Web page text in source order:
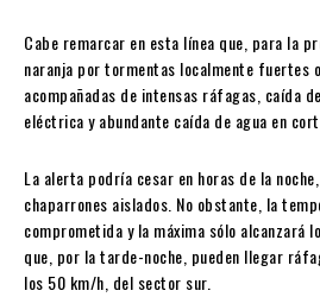
Cabe remarcar en esta línea que, para la
naranja por tormentas localmente fuertes
acompañadas de intensas ráfagas, caída
eléctrica y abundante caída de agua en
La alerta podría cesar en horas de la
chaparrones aislados. No obstante, la
comprometida y la máxima sólo alcanzará
que, por la tarde-noche, pueden llegar
los 50 km/h, del sector sur.